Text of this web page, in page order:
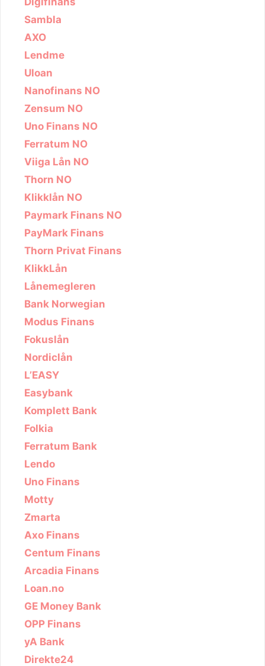
Sambla
AXO
Lendme
Uloan
Nanofinans NO
Zensum NO
Uno Finans NO
Ferratum NO
Viiga Lån NO
Thorn NO
Klikklån NO
Paymark Finans NO
PayMark Finans
Thorn Privat Finans
KlikkLån
Lånemegleren
Bank Norwegian
Modus Finans
Fokuslån
Nordiclån
L’EASY
Easybank
Komplett Bank
Folkia
Ferratum Bank
Lendo
Uno Finans
Motty
Zmarta
Axo Finans
Centum Finans
Arcadia Finans
Loan.no
GE Money Bank
OPP Finans
yA Bank
Direkte24